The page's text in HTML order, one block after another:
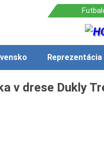
Reprezentácia
v drese Dukly